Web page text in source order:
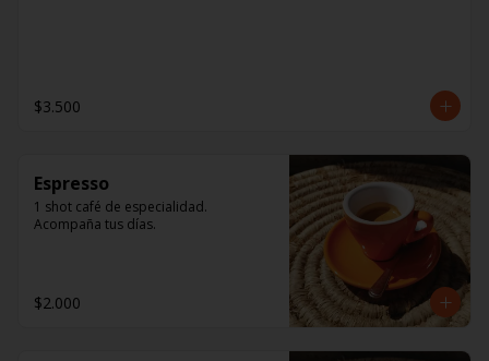
$3.500
Espresso
1 shot café de especialidad.
Acompaña tus días.
$2.000